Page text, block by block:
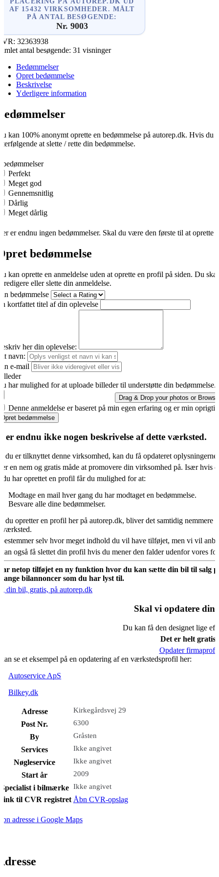
AF 15432 VIRKSOMHEDER. MÅLT
PÅ ANTAL BESØGENDE:
Nr. 9003
32363938
antal besøgende: 31 visninger
Bedømmelser
Opret bedømmelse
Beskrivelse
Yderligere information
kan 100% anonymt oprette en bedømmelse på autorep.dk. Hvis
at slette / rette din bedømmelse.
bedømmelser
Perfekt
Meget god
Gennemsnitlig
Dårlig
Meget dårlig
er endnu ingen bedømmelser. Skal du være den første til at oprette
bedømmelse
kan oprette en anmeldelse uden at oprette en profil på siden. Du
redigere eller slette din anmeldelse.
bedømmelse
kortfattet titel af din oplevelse
her din oplevelse:
navn:
e-mail
har mulighed for at uploade billeder til understøtte din bedømmelse.
Drag & Drop your photos or Browse
Denne anmeldelse er baseret på min egen erfaring og er min
Opret bedømmelse
er endnu ikke nogen beskrivelse af dette værksted.
du er tilknyttet denne virksomhed, kan du få opdateret oplysningerne.
er en nem og gratis måde at promovere din virksomhed på. Især hvis
du har oprettet en profil får du mulighed for at:
Modtage en mail hver gang du har modtaget en bedømmelse.
Besvare alle dine bedømmelser.
du opretter en profil her på autorep.dk, bliver det samtidig nemmere
selv hvor meget indhold du vil have tilføjet, men vi vil
også få slettet din profil hvis du mener den falder udenfor vores
netop tilføjet en ny funktion hvor du kan sætte din bil til salg
bilannoncer som du har lyst til.
din bil, gratis, på autorep.dk
Skal vi opdatere din
Du kan få den designet lige
Det er helt gratis.
Opdater firmaprofil
se et eksempel på en opdatering af en værkstedsprofil her:
Autoservice ApS
Bilkey.dk
Adresse Kirkegårdsvej 29
Post Nr. 6300
By Gråsten
Services Ikke angivet
Nøgleservice Ikke angivet
Start år 2009
Specialist i bilmærke Ikke angivet
til CVR registret Åbn CVR-opslag
adresse i Google Maps